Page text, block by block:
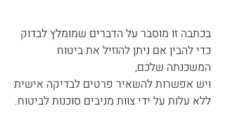
בכתבה זו מוסבר על הדברים שמומלץ לבדוק
כדי להבין אם ניתן להוזיל את ביטוח
המשכנתה שלכם,
ויש אפשרות להשאיר פרטים לבדיקה אישית
ללא עלות על ידי צוות מניבים סוכנות לביטוח.